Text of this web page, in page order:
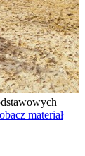
materiał